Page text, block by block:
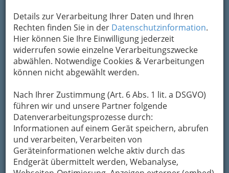
Details zur Verarbeitung Ihrer Daten und Ihren
Rechten finden Sie in der Datenschutzinformation.
Hier können Sie Ihre Einwilligung jederzeit
widerrufen sowie einzelne Verarbeitungszwecke
abwählen. Notwendige Cookies & Verarbeitungen
können nicht abgewählt werden.
Nach Ihrer Zustimmung (Art. 6 Abs. 1 lit. a DSGVO)
führen wir und unsere Partner folgende
Datenverarbeitungsprozesse durch:
Informationen auf einem Gerät speichern, abrufen
und verarbeiten, Verarbeiten von
Geräteinformationen welche aktiv durch das
Endgerät übermittelt werden, Webanalyse,
1
Dipl.API-Astrologin Monica
Schwaiger
Vasoldsberg 50, 8071 Hausmannstätten
+43 676 6794 241
Karte & Routenplaner
Eintrag ändern
Kategorien
Peter Selinger - Astrologische
Ausbildung und Analyse